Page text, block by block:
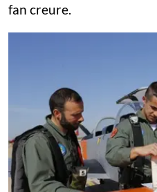
fan creure.